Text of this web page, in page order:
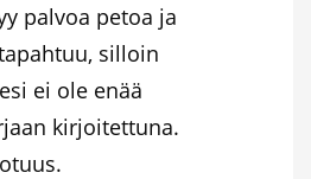
palvoa petoa ja
silloin
ei ole enää
kirjoitettuna.